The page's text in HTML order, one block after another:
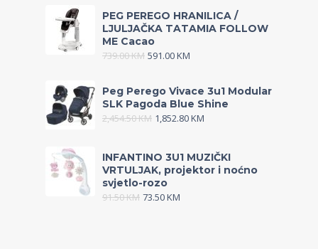
PEG PEREGO HRANILICA /
LJULJAČKA TATAMIA FOLLOW
ME Cacao
739.00KM 591.00KM
Peg Perego Vivace 3u1 Modular
SLK Pagoda Blue Shine
2,454.50KM 1,852.80KM
INFANTINO 3U1 MUZIČKI
VRTULJAK, projektor i noćno
svjetlo-rozo
91.50KM 73.50KM